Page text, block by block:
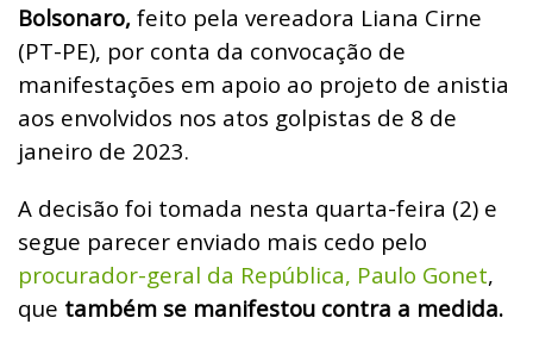
Bolsonaro, feito pela vereadora Liana Cirne
(PT-PE), por conta da convocação de
manifestações em apoio ao projeto de anistia
aos envolvidos nos atos golpistas de 8 de
janeiro de 2023.
A decisão foi tomada nesta quarta-feira (2) e
segue parecer enviado mais cedo pelo
procurador-geral da República, Paulo Gonet,
que também se manifestou contra a medida.